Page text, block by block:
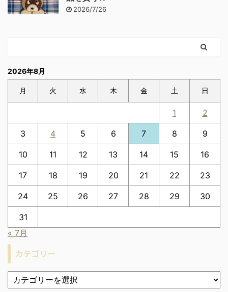
2026/7/26
2026年8月
月 火 水 木 金 土 日
1 2
3 4 5 6 7 8 9
10 11 12 13 14 15 16
17 18 19 20 21 22 23
24 25 26 27 28 29 30
31
« 7月
カテゴリー